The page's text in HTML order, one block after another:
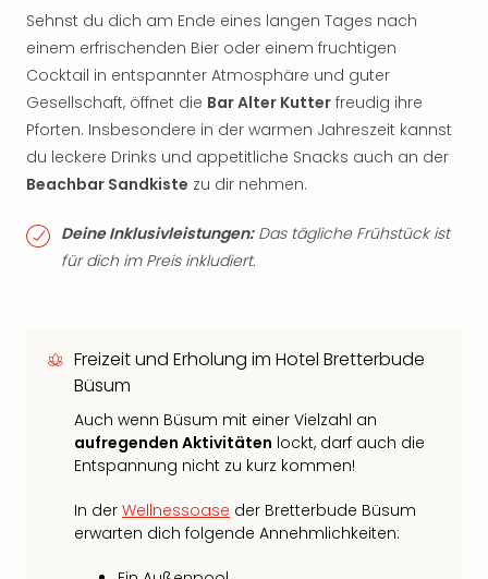
Sehnst du dich am Ende eines langen Tages nach
einem erfrischenden Bier oder einem fruchtigen
Cocktail in entspannter Atmosphäre und guter
Gesellschaft, öffnet die Bar Alter Kutter freudig ihre
Pforten. Insbesondere in der warmen Jahreszeit kannst
du leckere Drinks und appetitliche Snacks auch an der
Beachbar Sandkiste zu dir nehmen.
Deine Inklusivleistungen:Das tägliche Frühstück ist
für dich im Preis inkludiert.
Freizeit und Erholung im Hotel Bretterbude
Büsum
Auch wenn Büsum mit einer Vielzahl an
aufregenden Aktivitäten lockt, darf auch die
Entspannung nicht zu kurz kommen!
In der Wellnessoase der Bretterbude Büsum
erwarten dich folgende Annehmlichkeiten: